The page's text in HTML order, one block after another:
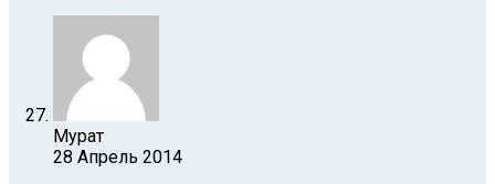
Мурат
28 Апрель 2014